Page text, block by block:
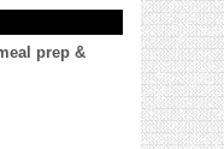
prep &